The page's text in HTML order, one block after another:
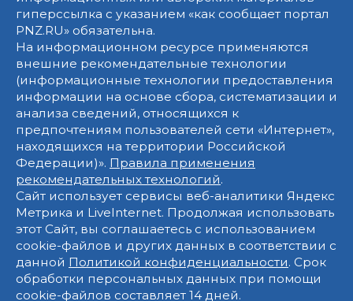
гиперссылка с указанием «как сообщает портал
PNZ.RU» обязательна.
На информационном ресурсе применяются
внешние рекомендательные технологии
(информационные технологии предоставления
информации на основе сбора, систематизации и
анализа сведений, относящихся к
предпочтениям пользователей сети «Интернет»,
находящихся на территории Российской
Федерации)». Правила применения
рекомендательных технологий.
Сайт использует сервисы веб-аналитики Яндекс
Метрика и LiveInternet. Продолжая использовать
этот Сайт, вы соглашаетесь с использованием
cookie-файлов и других данных в соответствии с
данной Политикой конфиденциальности. Срок
обработки персональных данных при помощи
cookie-файлов составляет 14 дней.